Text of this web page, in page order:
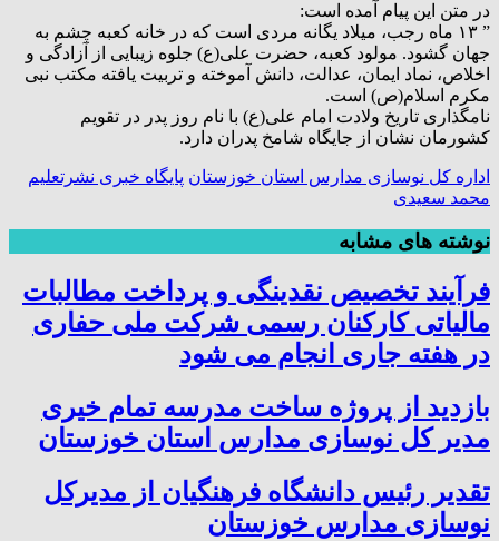
در متن این پیام آمده است:
” ۱۳ ماه رجب، میلاد یگانه مردی است که در خانه کعبه چشم به
جهان گشود. مولود کعبه، حضرت علی(ع) جلوه زیبایی از آزادگی و
اخلاص، نماد ایمان، عدالت، دانش آموخته و تربیت یافته مکتب نبی
مکرم اسلام(ص) است.
نامگذاری تاریخ ولادت امام علی(ع) با نام روز پدر در تقویم
کشورمان نشان از جایگاه شامخ پدران دارد.
اداره کل نوسازی مدارس استان خوزستان پایگاه خبری نشرتعلیم
محمد سعیدی
نوشته های مشابه
فرآیند تخصیص نقدینگی و پرداخت مطالبات
مالیاتی کارکنان رسمی شرکت ملی حفاری
در هفته جاری انجام می شود
بازدید از پروژه ساخت مدرسه تمام خیری
مدیر کل نوسازی مدارس استان خوزستان
تقدیر رئیس دانشگاه فرهنگیان از مدیرکل
نوسازی مدارس خوزستان